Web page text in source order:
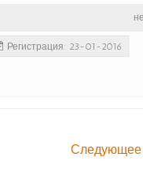
Регистрация: 23-01-2016
Следующее